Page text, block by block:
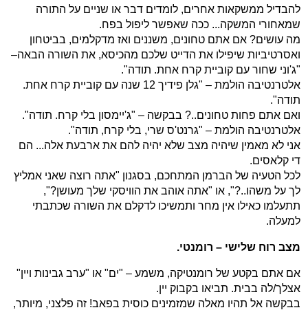
להבדיל ממשקאות אחרים, לומדים דבר או שניים על התורה
שמאחורי המשקה... ככה שאפשר ליפול בפח.
מה עושים? אם אתם טחונים, משננים ואז מדקלמים, בביטחון
ואסרטיביות שיפילו את הדייט שלכם מהכיסא, את השורה הבאה–
"ג'וני שחור עם קוביית קרח אחת. תודה".
אלטרנטיבה הולמת – "גלן פידיך 12 שנה עם קוביית קרח אחת.
תודה".
ואם אתם פחות טחונים..? בבקשה – "ג'יימסון בלי קרח. תודה".
אלטרנטיבה הולמת – "גרנט'ס שרי, בלי קרח, תודה".
אני לא מאמין שיהיה מצב שלא יהיה להם את ארבעת אלה... הם
די קלאסים.
לכל הטעיה של הברמן המתחכם, בסגנון "אתה רוצה שאני אמליץ
לך על משהו..?", או "אתה אוהב את הוויסקי שלך מעושן?",
תתעלמו כאילו אין מחר ותמשיכו לדקלם את השורה שכתבתי
למעלה.
מצב רוח שלישי – רומנטי.
אם אתם בקטע של רומנטיקה, משמע – "ים" או "ערב גבינות ויין"
אצלך/לה בבית. תביאו בקבוק יין.
בבקשה אל תהיו מאלה שמזמינים כוסית בפאב! זה פלצני, מיותר,